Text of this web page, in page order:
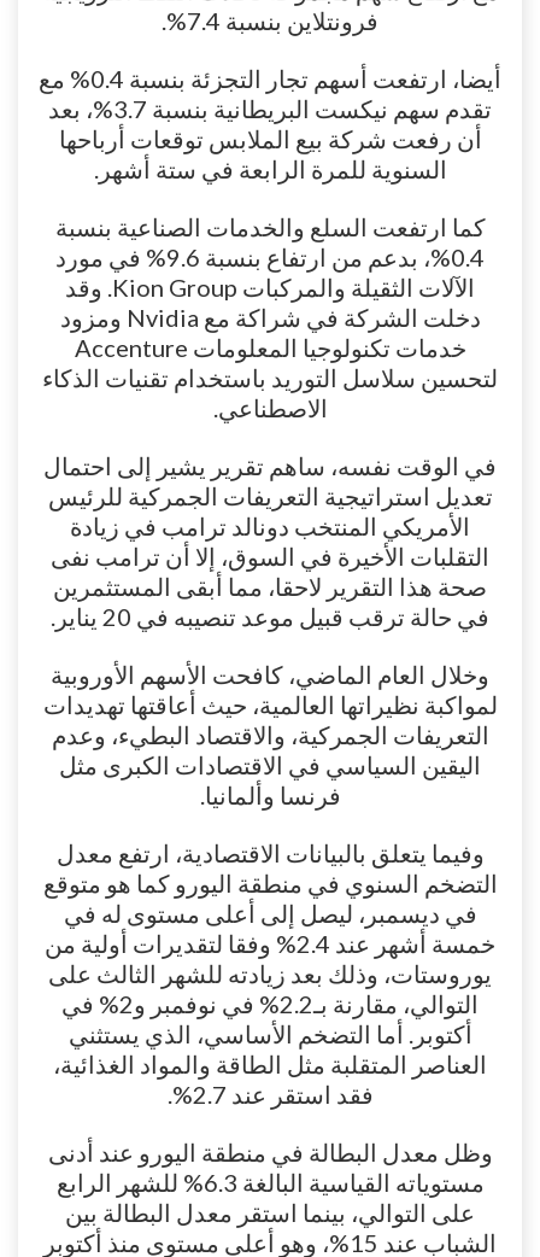
فرونتلاين بنسبة 7.4%.
أيضا، ارتفعت أسهم تجار التجزئة بنسبة 0.4% مع
تقدم سهم نيكست البريطانية بنسبة 3.7%، بعد
أن رفعت شركة بيع الملابس توقعات أرباحها
السنوية للمرة الرابعة في ستة أشهر.
كما ارتفعت السلع والخدمات الصناعية بنسبة
0.4%، بدعم من ارتفاع بنسبة 9.6% في مورد
الآلات الثقيلة والمركبات Kion Group. وقد
دخلت الشركة في شراكة مع Nvidia ومزود
خدمات تكنولوجيا المعلومات Accenture
لتحسين سلاسل التوريد باستخدام تقنيات الذكاء
الاصطناعي.
في الوقت نفسه، ساهم تقرير يشير إلى احتمال
تعديل استراتيجية التعريفات الجمركية للرئيس
الأمريكي المنتخب دونالد ترامب في زيادة
التقلبات الأخيرة في السوق، إلا أن ترامب نفى
صحة هذا التقرير لاحقا، مما أبقى المستثمرين
في حالة ترقب قبيل موعد تنصيبه في 20 يناير.
وخلال العام الماضي، كافحت الأسهم الأوروبية
لمواكبة نظيراتها العالمية، حيث أعاقتها تهديدات
التعريفات الجمركية، والاقتصاد البطيء، وعدم
اليقين السياسي في الاقتصادات الكبرى مثل
فرنسا وألمانيا.
وفيما يتعلق بالبيانات الاقتصادية، ارتفع معدل
التضخم السنوي في منطقة اليورو كما هو متوقع
في ديسمبر، ليصل إلى أعلى مستوى له في
خمسة أشهر عند 2.4% وفقا لتقديرات أولية من
يوروستات، وذلك بعد زيادته للشهر الثالث على
التوالي، مقارنة بـ2.2% في نوفمبر و2% في
أكتوبر. أما التضخم الأساسي، الذي يستثني
العناصر المتقلبة مثل الطاقة والمواد الغذائية،
فقد استقر عند 2.7%.
وظل معدل البطالة في منطقة اليورو عند أدنى
مستوياته القياسية البالغة 6.3% للشهر الرابع
على التوالي، بينما استقر معدل البطالة بين
الشباب عند 15%، وهو أعلى مستوى منذ أكتوبر